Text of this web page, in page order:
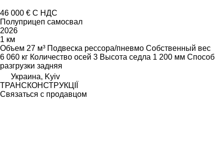
46 000 € С НДС
Полуприцеп самосвал
2026
1 км
Объем 27 м³ Подвеска рессора/пневмо Собственный вес
6 060 кг Количество осей 3 Высота седла 1 200 мм Способ
разгрузки задняя
Украина, Kyiv
ТРАНСКОНСТРУКЦІЇ
Связаться с продавцом